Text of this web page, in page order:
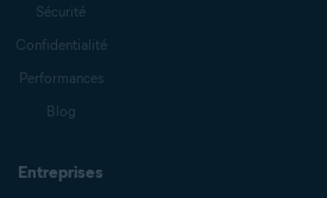
Sécurité
Confidentialité
Performances
Blog
Entreprises